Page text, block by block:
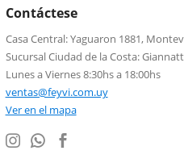
Contáctese
Casa Central: Yaguaron 1881,
Sucursal Ciudad de la Costa:
Lunes a Viernes 8:30hs a 18:00hs
ventas@feyvi.com.uy
Ver en el mapa